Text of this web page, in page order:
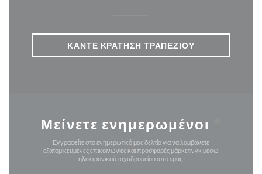
ΚΆΝΤΕ ΚΡΆΤΗΣΗ ΤΡΑΠΕΖΙΟΎ
Μείνετε ενημερωμένοι
Εγγραφείτε στο ενημερωτικό μας δελτίο για να λαμβάνετε
εξατομικευμένες επικοινωνίες και προσφορές μάρκετινγκ μέσω
ηλεκτρονικού ταχυδρομείου από εμάς.